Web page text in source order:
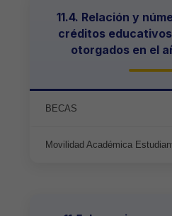
11.4. Relación y
créditos
otorgados en el
BECAS
Movilidad Académica